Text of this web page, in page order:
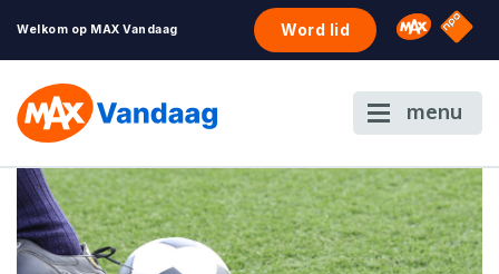
Welkom op MAX Vandaag Word lid Omroep
NPO
menu